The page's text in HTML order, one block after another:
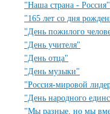
"Наша страна - Россия"
"165 лет со дня
"День пожилого
"День учителя"
"День отца"
"День музыки"
"Россия-мировой
"День народного
"Мы разные, но мы